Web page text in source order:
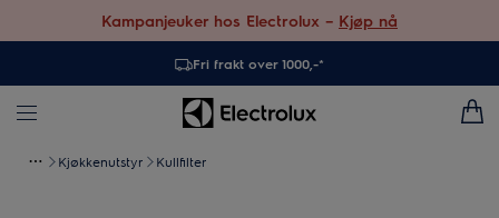
Kampanjeuker hos Electrolux – Kjøp nå
Fri frakt over 1000,-*
Kjøkkenutstyr Kullfilter